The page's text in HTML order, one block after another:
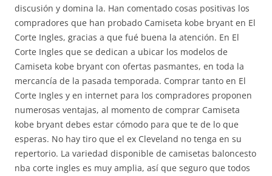
discusión y domina la. Han comentado cosas positivas los
compradores que han probado Camiseta kobe bryant en El
Corte Ingles, gracias a que fué buena la atención. En El
Corte Ingles que se dedican a ubicar los modelos de
Camiseta kobe bryant con ofertas pasmantes, en toda la
mercancía de la pasada temporada. Comprar tanto en El
Corte Ingles y en internet para los compradores proponen
numerosas ventajas, al momento de comprar Camiseta
kobe bryant debes estar cómodo para que te de lo que
esperas. No hay tiro que el ex Cleveland no tenga en su
repertorio. La variedad disponible de camisetas baloncesto
nba corte ingles es muy amplia, así que seguro que todos